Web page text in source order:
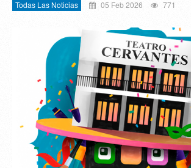
Todas Las Noticias 05 Feb 2026 771